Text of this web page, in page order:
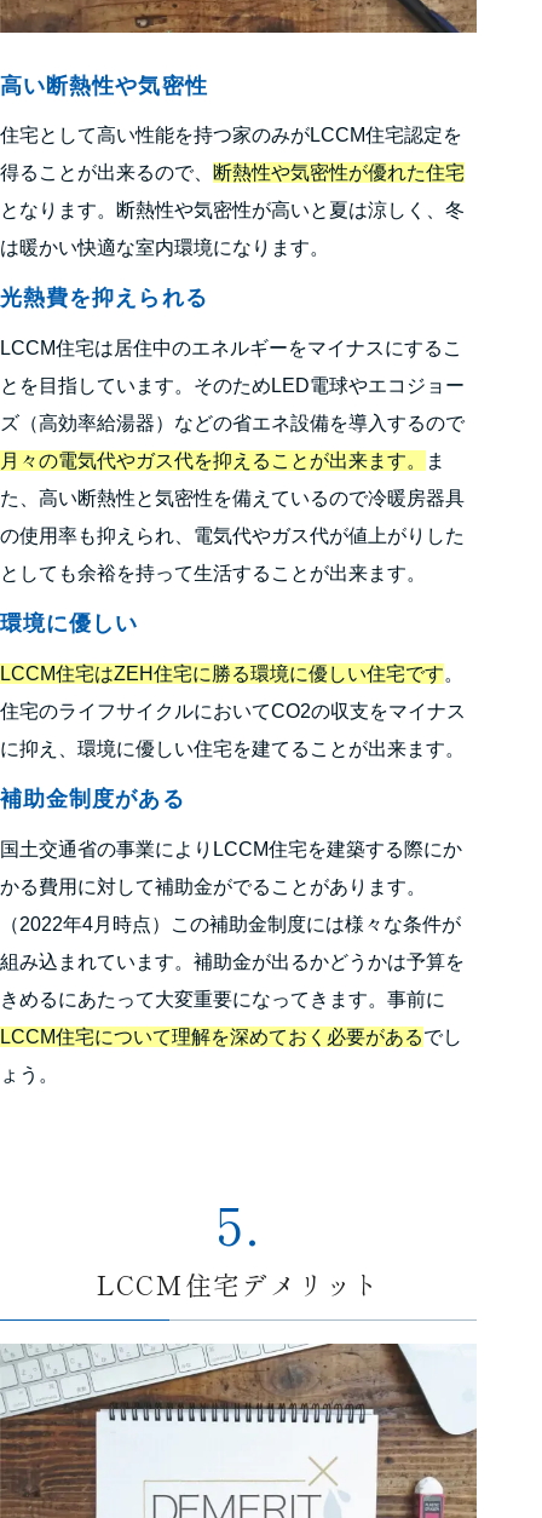
高い断熱性や気密性
住宅として高い性能を持つ家のみがLCCM住宅認定を
得ることが出来るので、
断熱性や気密性が優れた住宅
となります。断熱性や気密性が高いと夏は涼しく、冬
は暖かい快適な室内環境になります。
光熱費を抑えられる
LCCM住宅は居住中のエネルギーをマイナスにするこ
とを目指しています。そのためLED電球やエコジョー
ズ（高効率給湯器）などの省エネ設備を導入するので
月々の電気代やガス代を抑えることが出来ます。
ま
た、高い断熱性と気密性を備えているので冷暖房器具
の使用率も抑えられ、電気代やガス代が値上がりした
としても余裕を持って生活することが出来ます。
環境に優しい
LCCM住宅はZEH住宅に勝る環境に優しい住宅です。
住宅のライフサイクルにおいてCO2の収支をマイナス
に抑え、環境に優しい住宅を建てることが出来ます。
補助金制度がある
国土交通省の事業によりLCCM住宅を建築する際にか
かる費用に対して補助金がでることがあります。
（2022年4月時点）この補助金制度には様々な条件が
組み込まれています。補助金が出るかどうかは予算を
きめるにあたって大変重要になってきます。事前に
LCCM住宅について理解を深めておく必要があるでし
ょう。
5.
LCCM住宅デメリット